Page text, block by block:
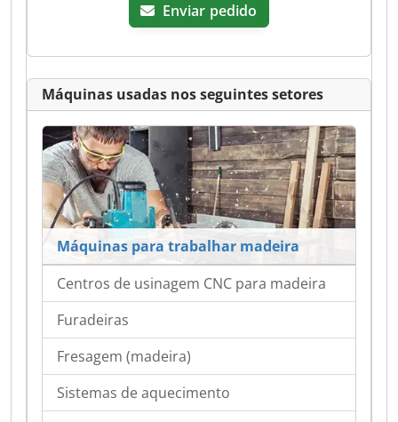
Enviar pedido
Máquinas usadas nos seguintes setores
Máquinas para trabalhar madeira
Centros de usinagem CNC para madeira
Furadeiras
Fresagem (madeira)
Sistemas de aquecimento